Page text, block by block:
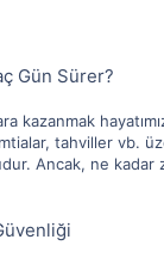
Gün Sürer?
kazanmak
tahviller vb.
Ancak, ne